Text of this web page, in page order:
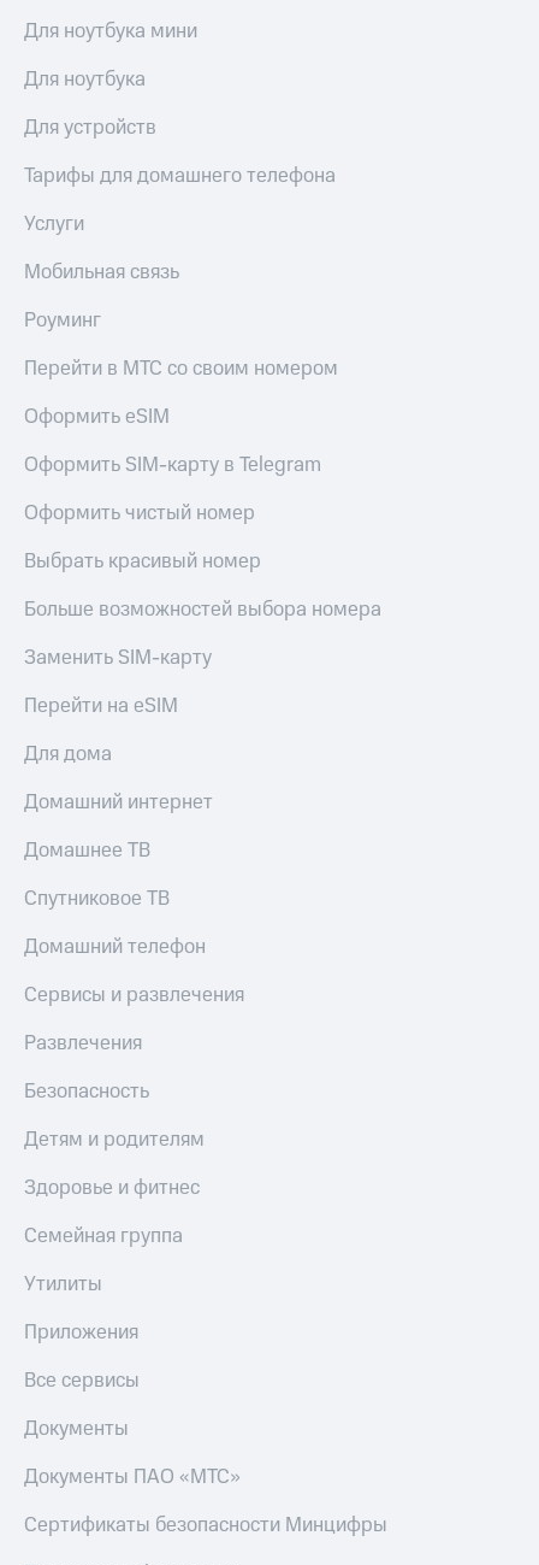
Для ноутбука мини
Для ноутбука
Для устройств
Тарифы для домашнего телефона
Услуги
Мобильная связь
Роуминг
Перейти в МТС со своим номером
Оформить eSIM
Оформить SIM-карту в Telegram
Оформить чистый номер
Выбрать красивый номер
Больше возможностей выбора номера
Заменить SIM-карту
Перейти на eSIM
Для дома
Домашний интернет
Домашнее ТВ
Спутниковое ТВ
Домашний телефон
Сервисы и развлечения
Развлечения
Безопасность
Детям и родителям
Здоровье и фитнес
Семейная группа
Утилиты
Приложения
Все сервисы
Документы
Документы ПАО «МТС»
Сертификаты безопасности Минцифры